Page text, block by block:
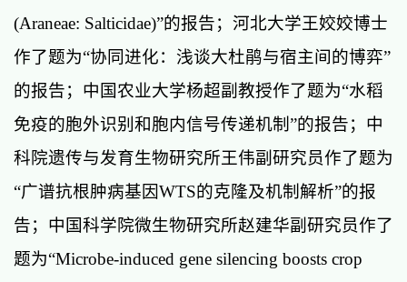
(Araneae: Salticidae)”的报告；河北大学王姣姣博士
作了题为“协同进化：浅谈大杜鹃与宿主间的博弈”
的报告；中国农业大学杨超副教授作了题为“水稻
免疫的胞外识别和胞内信号传递机制”的报告；中
科院遗传与发育生物研究所王伟副研究员作了题为
“广谱抗根肿病基因WTS的克隆及机制解析”的报
告；中国科学院微生物研究所赵建华副研究员作了
题为“Microbe-induced gene silencing boosts crop